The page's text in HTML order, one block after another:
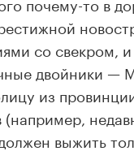
со свекром,
двойники —
из
выжить